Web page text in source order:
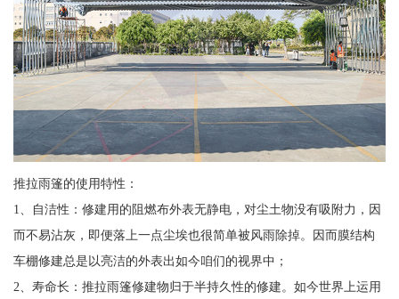
推拉雨篷的使用特性：
1、自洁性：修建用的阻燃布外表无静电，对尘土物没有吸附力，因
而不易沾灰，即便落上一点尘埃也很简单被风雨除掉。因而膜结构
车棚修建总是以亮洁的外表出如今咱们的视界中；
2、寿命长：推拉雨篷修建物归于半持久性的修建。如今世界上运用